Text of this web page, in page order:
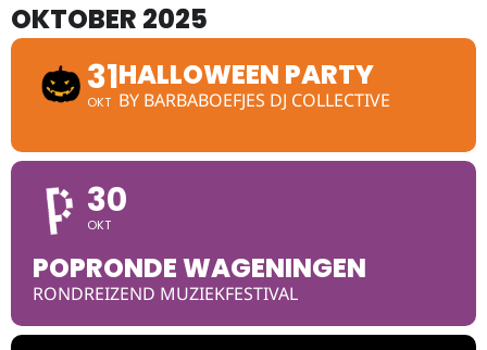
OKTOBER 2025
31
OKT
HALLOWEEN PARTY
BY BARBABOEFJES DJ COLLECTIVE
30
OKT
POPRONDE WAGENINGEN
RONDREIZEND MUZIEKFESTIVAL